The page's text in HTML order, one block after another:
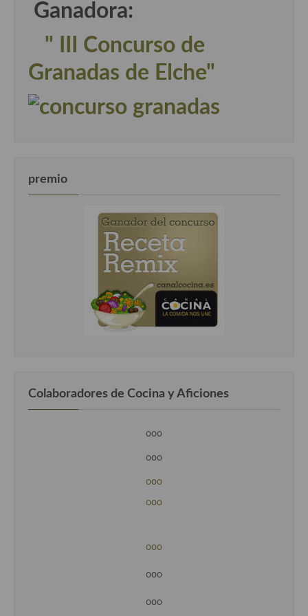
Ganadora:
" III Concurso de
Granadas de Elche"
premio
Colaboradores de Cocina y Aficiones
ooo
ooo
ooo
ooo
ooo
ooo
ooo